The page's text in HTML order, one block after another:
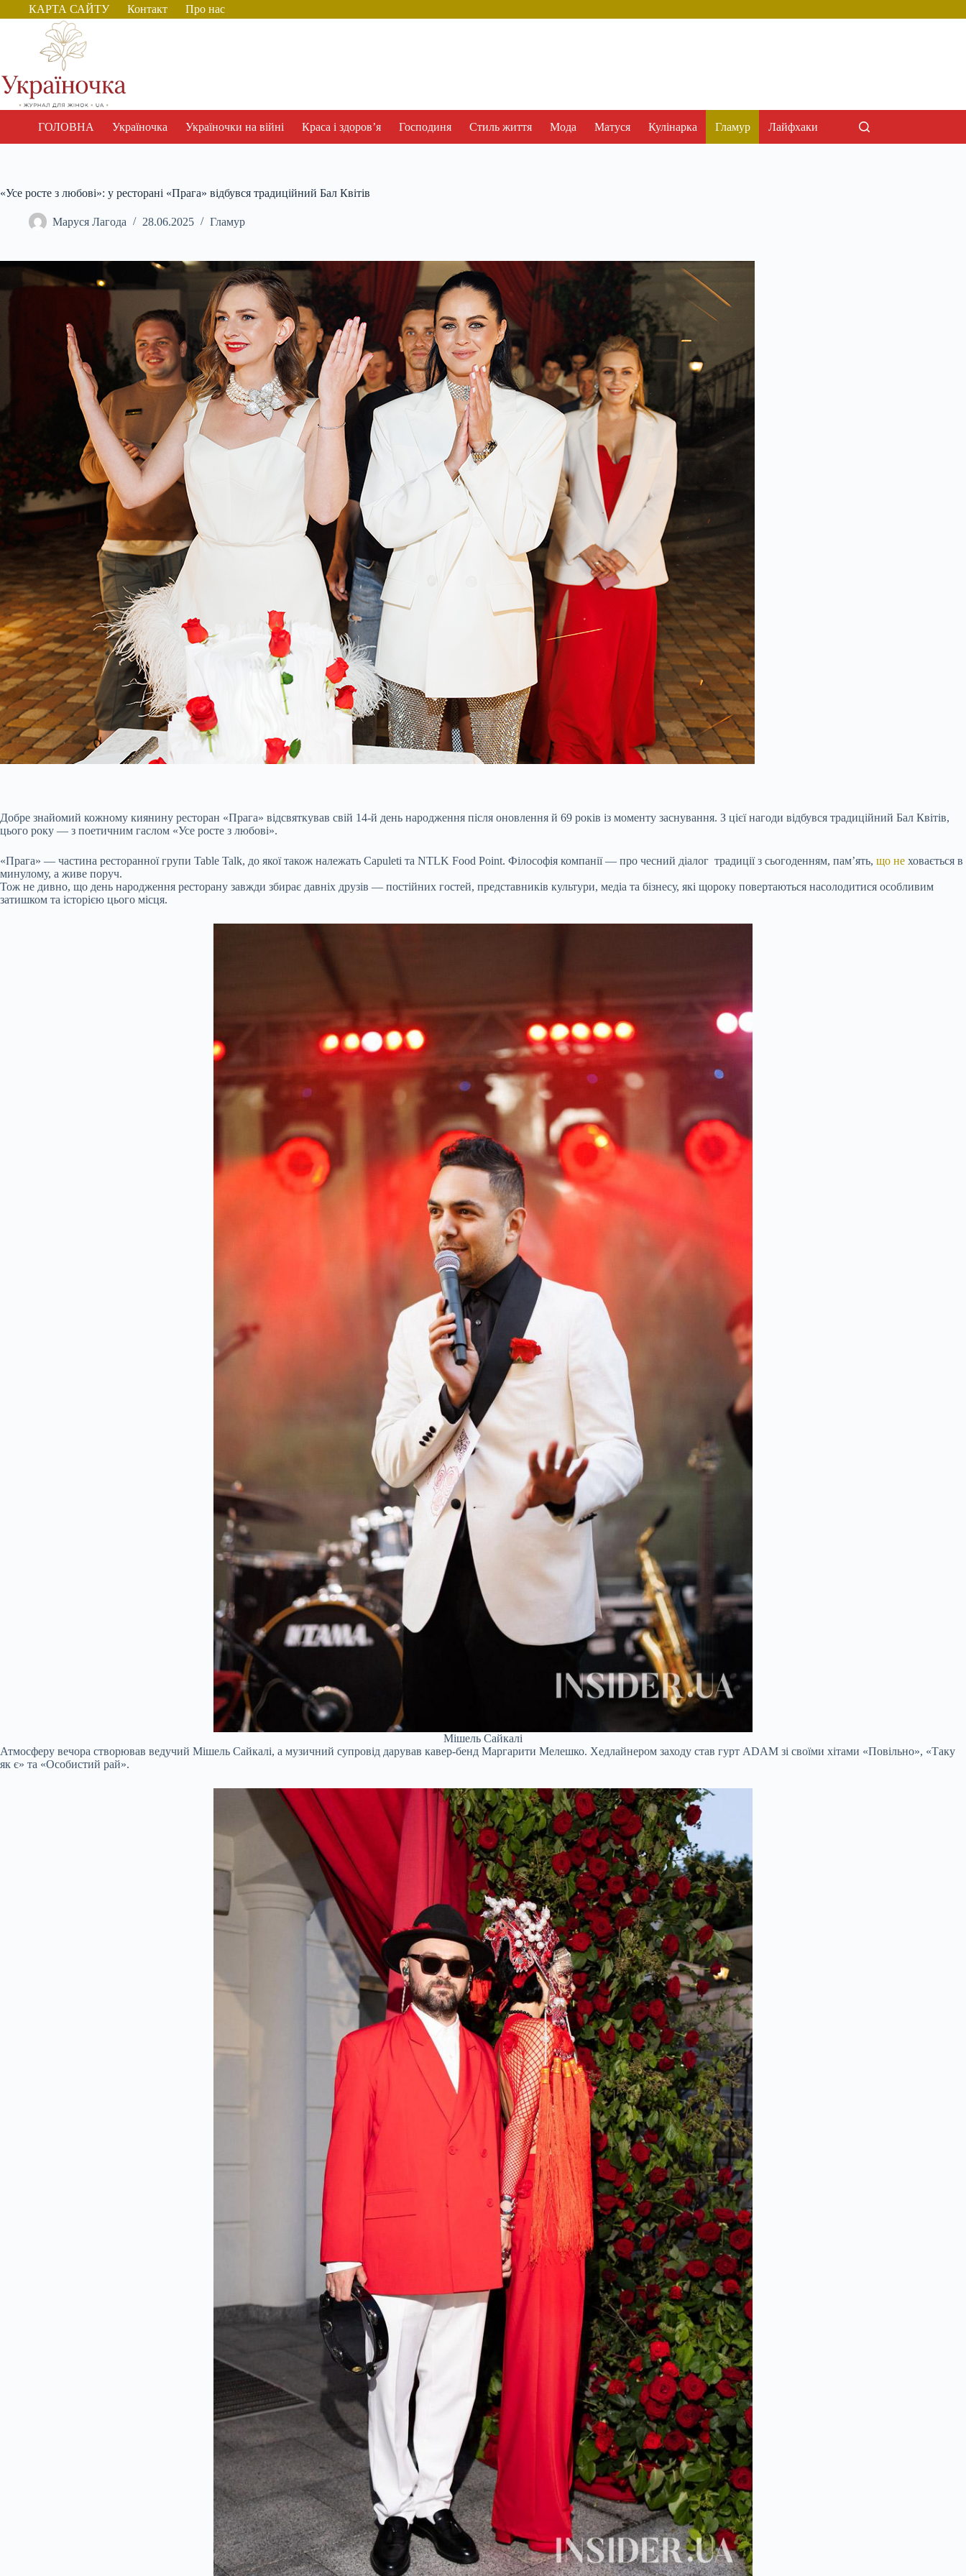
Перейти
до
КАРТА САЙТУ Контакт Про нас
ГОЛОВНА Україночка Україночки на війні Краса і здоров’я Господиня Стиль життя Мода Матуся Кулінарка Гламур Лайфхаки
«Усе росте з любові»: у ресторані «Прага» відбувся традиційний Бал Квітів
Маруся Лагода 28.06.2025 Гламур
Добре знайомий кожному киянину ресторан «Прага» відсвяткував свій 14-й день народження після оновлення й 69 років із моменту заснування. З цієї нагоди відбувся традиційний Бал Квітів,
цього року — з поетичним гаслом «Усе росте з любові».
«Прага» — частина ресторанної групи Table Talk, до якої також належать Capuleti та NTLK Food Point. Філософія компанії — про чесний діалог традиції з сьогоденням, пам’ять, що не ховається в
минулому, а живе поруч.
Тож не дивно, що день народження ресторану завжди збирає давніх друзів — постійних гостей, представників культури, медіа та бізнесу, які щороку повертаються насолодитися особливим
затишком та історією цього місця.
Мішель Сайкалі
Атмосферу вечора створював ведучий Мішель Сайкалі, а музичний супровід дарував кавер-бенд Маргарити Мелешко. Хедлайнером заходу став гурт ADAM зі своїми хітами «Повільно», «Таку
як є» та «Особистий рай».